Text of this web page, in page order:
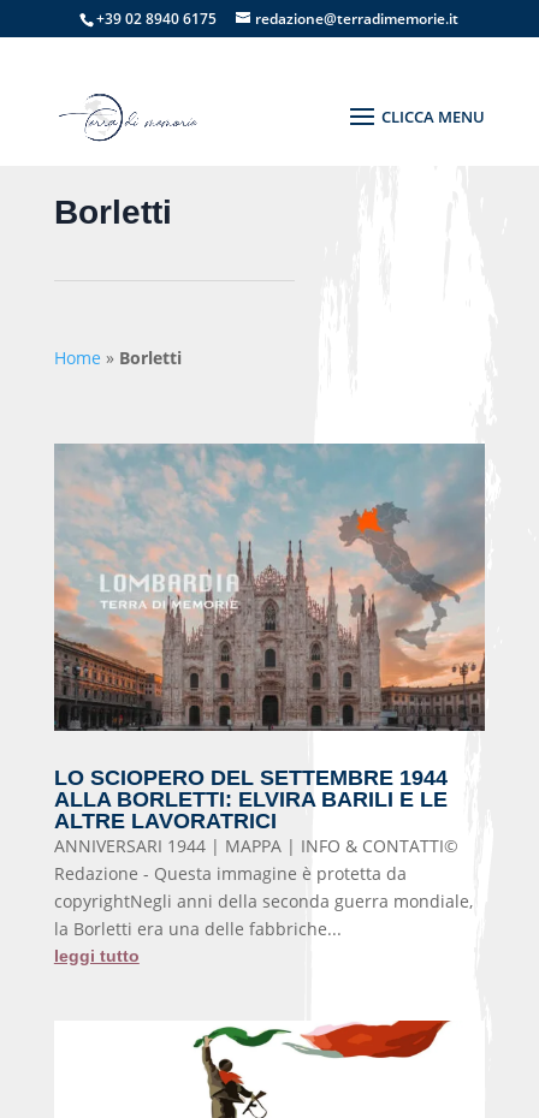
+39 02 8940 6175 redazione@terradimemorie.it
Borletti
Home » Borletti
LO SCIOPERO DEL SETTEMBRE 1944
ALLA BORLETTI: ELVIRA BARILI E LE
ALTRE LAVORATRICI
ANNIVERSARI 1944 | MAPPA | INFO & CONTATTI©
Redazione - Questa immagine è protetta da
copyrightNegli anni della seconda guerra mondiale,
la Borletti era una delle fabbriche...
leggi tutto